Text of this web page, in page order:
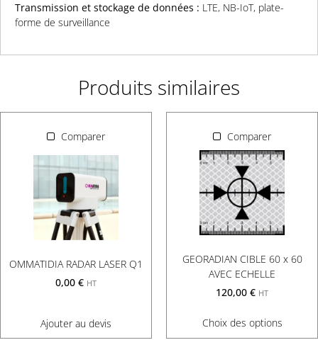
Transmission et stockage de données : LTE, NB-IoT, plate-
forme de surveillance
Produits similaires
Comparer
OMMATIDIA RADAR LASER Q1
0,00 € HT
Ajouter au devis
Comparer
GEORADIAN CIBLE 60 x 60
AVEC ECHELLE
120,00 € HT
Choix des options